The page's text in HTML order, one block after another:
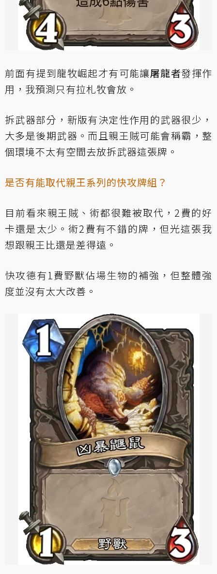
前面有提到龍牧崛起才有可能讓屠龍者發揮作
用，我預測只有拉札牧會放。
拆武器部分，新版有決定性作用的武器很少，
大多是後期武器。而且親王賊可能會稱霸，整
個環境不太有空間去放拆武器這張牌。
是否有能取代親王系列的快攻牌組？
目前看來親王賊、術都很難被取代，2費的好
卡還是太少。術2費有不錯的牌，但光這張我
想跟親王比還是差得遠。
快攻德有1費野獸佔場生物的補強，但整體強
度並沒有太大改善。